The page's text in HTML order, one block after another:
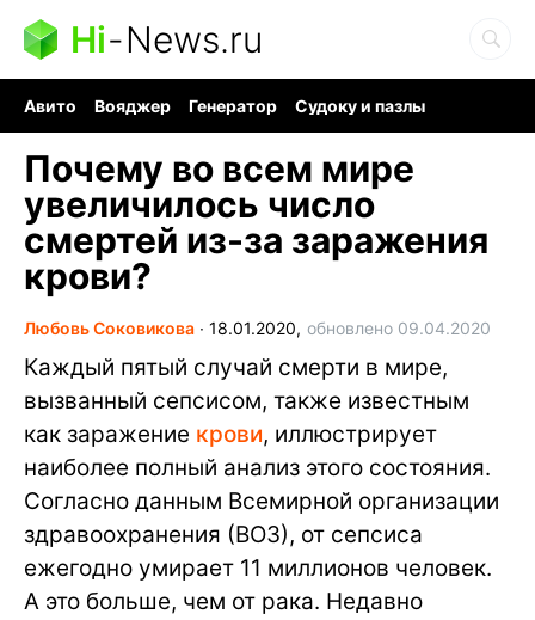
Hi-News.ru
Авито Вояджер Генератор
Судоку и пазлы
Почему во всем мире
увеличилось число
смертей из-за заражения
крови?
Любовь Соковикова ∙ 18.01.2020, обновлено 09.04.2020
Каждый пятый случай смерти в мире,
вызванный сепсисом, также известным
как заражение крови, иллюстрирует
наиболее полный анализ этого состояния.
Согласно данным Всемирной организации
здравоохранения (ВОЗ), от сепсиса
ежегодно умирает 11 миллионов человек.
А это больше, чем от рака. Недавно